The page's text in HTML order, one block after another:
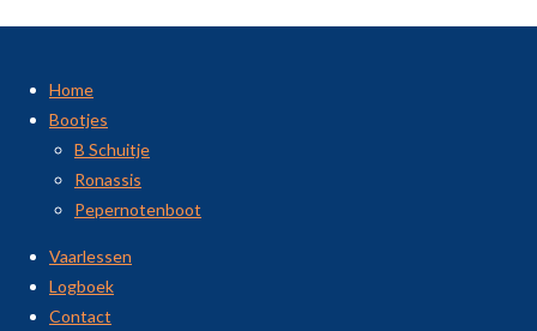
Home
Bootjes
B Schuitje
Ronassis
Pepernotenboot
Vaarlessen
Logboek
Contact